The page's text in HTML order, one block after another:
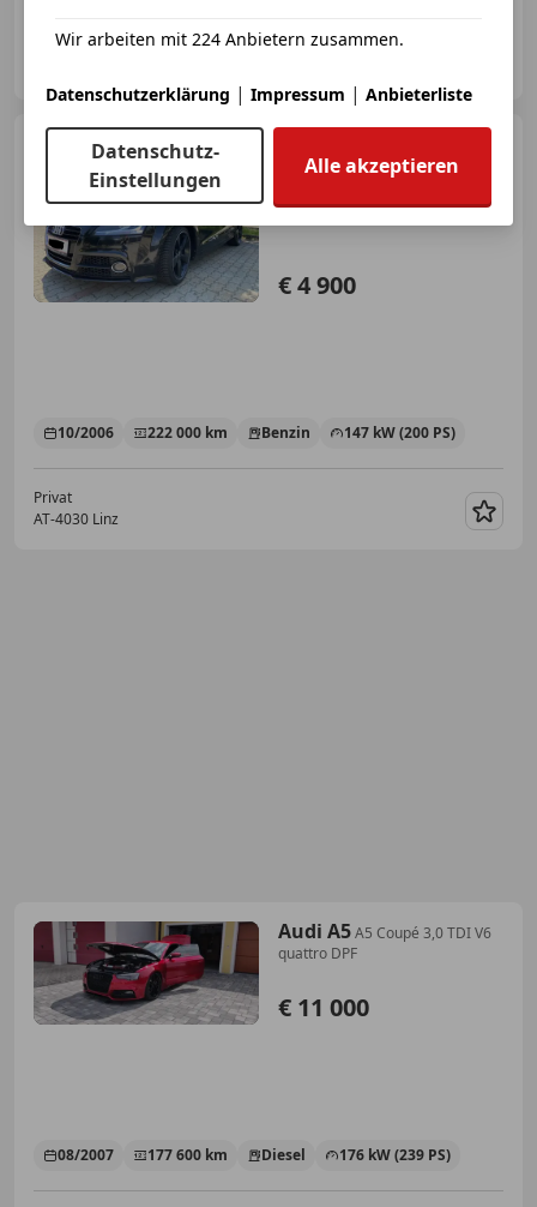
Privat
€ 4 900
10/2006 222 000 km Benzin 147 kW (200 PS)
Privat
AT-4030 Linz
Audi A5A5 Coupé 3,0 TDI V6
quattro DPF
€ 11 000
08/2007 177 600 km Diesel 176 kW (239 PS)
Wir arbeiten mit 224 Anbietern zusammen.
Datenschutzerklärung | Impressum | Anbieterliste
Datenschutz-
Einstellungen
Alle akzeptieren